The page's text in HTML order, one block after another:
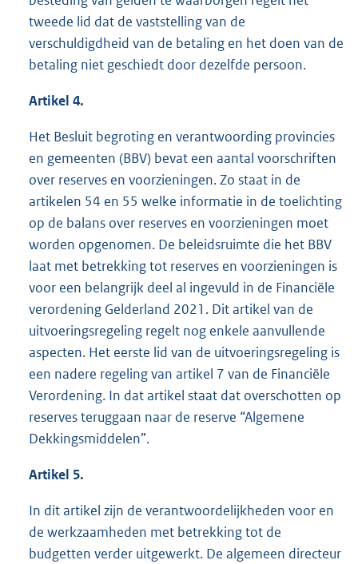
tweede lid dat de vaststelling van de
verschuldigdheid van de betaling en het doen van de
betaling niet geschiedt door dezelfde persoon.
Artikel 4.
Het Besluit begroting en verantwoording provincies
en gemeenten (BBV) bevat een aantal voorschriften
over reserves en voorzieningen. Zo staat in de
artikelen 54 en 55 welke informatie in de toelichting
op de balans over reserves en voorzieningen moet
worden opgenomen. De beleidsruimte die het BBV
laat met betrekking tot reserves en voorzieningen is
voor een belangrijk deel al ingevuld in de Financiële
verordening Gelderland 2021. Dit artikel van de
uitvoeringsregeling regelt nog enkele aanvullende
aspecten. Het eerste lid van de uitvoeringsregeling is
een nadere regeling van artikel 7 van de Financiële
Verordening. In dat artikel staat dat overschotten op
reserves teruggaan naar de reserve “Algemene
Dekkingsmiddelen”.
Artikel 5.
In dit artikel zijn de verantwoordelijkheden voor en
de werkzaamheden met betrekking tot de
budgetten verder uitgewerkt. De algemeen directeur